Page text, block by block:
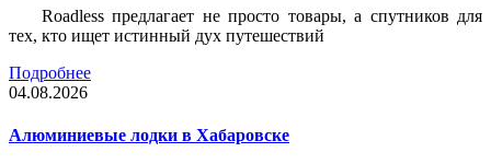
Roadless предлагает не просто товары, а спутников для
тех, кто ищет истинный дух путешествий
Подробнее
04.08.2026
Алюминиевые лодки в Хабаровске